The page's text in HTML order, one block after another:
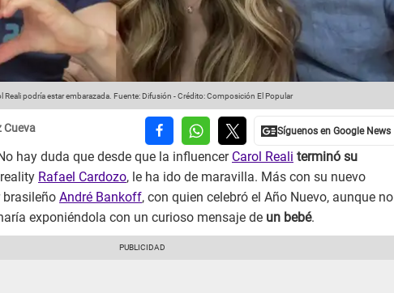
podría estar embarazada. Fuente: Difusión -Crédito: Composición El Popular
Cueva
hay duda que desde que la influencer Carol Reali terminó su
Rafael Cardozo, le ha ido de maravilla. Más con su nuevo
brasileño André Bankoff, con quien celebró el Año Nuevo, aunque no
exponiéndola con un curioso mensaje de un bebé.